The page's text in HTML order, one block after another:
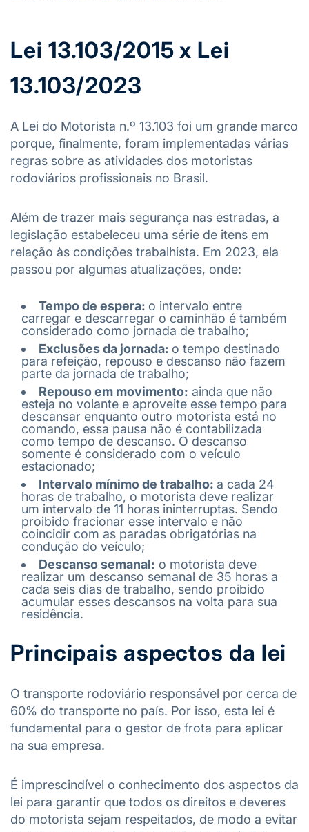
Lei 13.103/2015 x Lei
13.103/2023
A Lei do Motorista n.º 13.103 foi um grande marco
porque, finalmente, foram implementadas várias
regras sobre as atividades dos motoristas
rodoviários profissionais no Brasil.
Além de trazer mais segurança nas estradas, a
legislação estabeleceu uma série de itens em
relação às condições trabalhista. Em 2023, ela
passou por algumas atualizações, onde:
Tempo de espera: o intervalo entre
carregar e descarregar o caminhão é também
considerado como jornada de trabalho;
Exclusões da jornada: o tempo destinado
para refeição, repouso e descanso não fazem
parte da jornada de trabalho;
Repouso em movimento: ainda que não
esteja no volante e aproveite esse tempo para
descansar enquanto outro motorista está no
comando, essa pausa não é contabilizada
como tempo de descanso. O descanso
somente é considerado com o veículo
estacionado;
Intervalo mínimo de trabalho: a cada 24
horas de trabalho, o motorista deve realizar
um intervalo de 11 horas ininterruptas. Sendo
proibido fracionar esse intervalo e não
coincidir com as paradas obrigatórias na
condução do veículo;
Descanso semanal: o motorista deve
realizar um descanso semanal de 35 horas a
cada seis dias de trabalho, sendo proibido
acumular esses descansos na volta para sua
residência.
Principais aspectos da lei
O transporte rodoviário responsável por cerca de
60% do transporte no país. Por isso, esta lei é
fundamental para o gestor de frota para aplicar
na sua empresa.
É imprescindível o conhecimento dos aspectos da
lei para garantir que todos os direitos e deveres
do motorista sejam respeitados, de modo a evitar